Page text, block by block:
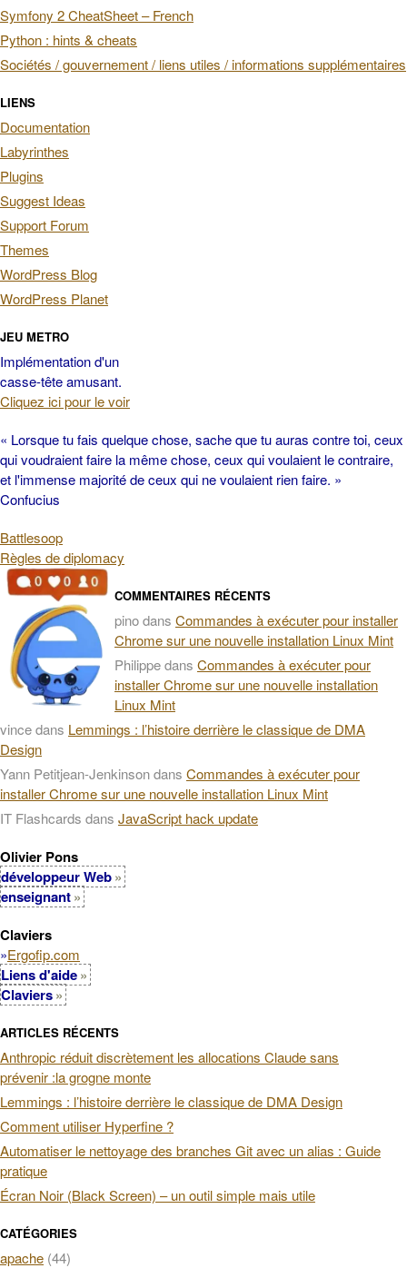
Symfony 2 CheatSheet – French
Python : hints & cheats
Sociétés / gouvernement / liens utiles / informations supplémentaires
LIENS
Documentation
Labyrinthes
Plugins
Suggest Ideas
Support Forum
Themes
WordPress Blog
WordPress Planet
JEU METRO
Implémentation d'un
casse-tête amusant.
Cliquez ici pour le voir
« Lorsque tu fais quelque chose, sache que tu auras contre toi, ceux
qui voudraient faire la même chose, ceux qui voulaient le contraire,
et l'immense majorité de ceux qui ne voulaient rien faire. »
Confucius
Battlesoop
Règles de diplomacy
COMMENTAIRES RÉCENTS
pinodans Commandes à exécuter pour installer
Chrome sur une nouvelle installation Linux Mint
Philippedans Commandes à exécuter pour
installer Chrome sur une nouvelle installation
Linux Mint
vincedans Lemmings : l’histoire derrière le classique de DMA
Design
Yann Petitjean-Jenkinsondans Commandes à exécuter pour
installer Chrome sur une nouvelle installation Linux Mint
IT Flashcards dans JavaScript hack update
Olivier Pons
développeur Web
enseignant
Claviers
»Ergofip.com
Liens d'aide
Claviers
ARTICLES RÉCENTS
Anthropic réduit discrètement les allocations Claude sans
prévenir :la grogne monte
Lemmings : l’histoire derrière le classique de DMA Design
Comment utiliser Hyperfine ?
Automatiser le nettoyage des branches Git avec un alias : Guide
pratique
Écran Noir (Black Screen) – un outil simple mais utile
CATÉGORIES
apache (44)